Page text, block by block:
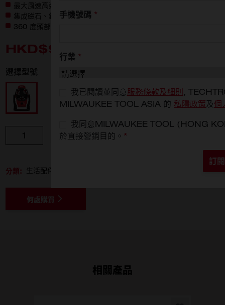
手機號碼 *
行業 *
我已閱讀並同意服務條款及細則 ,
MILWAUKEE TOOL ASIA 的 私隱政策及個
我同意MILWAUKEE TOOL (HONG
於直接營銷目的。 *
訂閱
最大風速高達每小時22.5 千米
集成磁石、鎖孔和通孔提供最高安裝能力
360 度頭部旋轉以提供無限制定向氣流
HKD$900
選擇型號
M12 AF-0
新增至購物車
分類: 生活配件
何處購買
相關產品